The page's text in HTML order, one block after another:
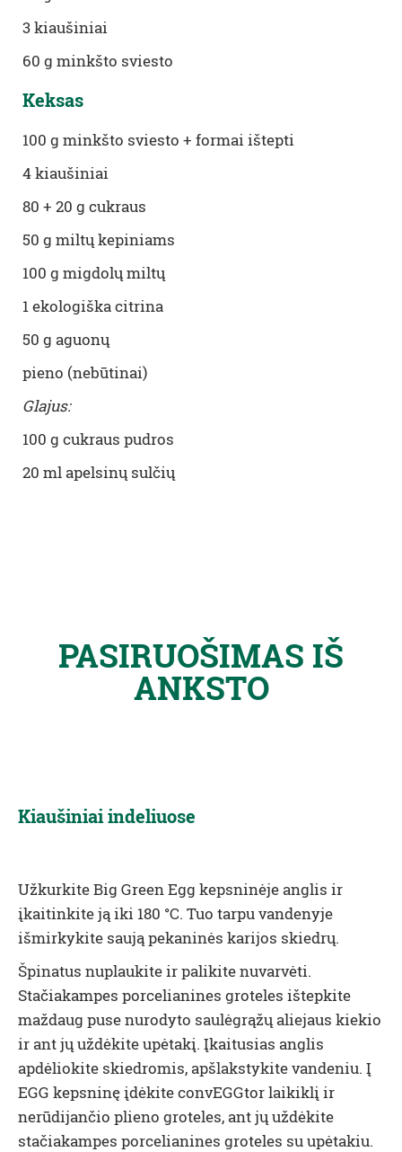
3kiaušiniai
60 g minkšto sviesto
Keksas
100 g minkšto sviesto + formai ištepti
4kiaušiniai
80 + 20 g cukraus
50 g miltų kepiniams
100 g migdolų miltų
1ekologiška citrina
50 g aguonų
pieno (nebūtinai)
Glajus:
100 g cukraus pudros
20 ml apelsinų sulčių
PASIRUOŠIMAS IŠ
ANKSTO
Kiaušiniai indeliuose
Užkurkite Big Green Egg kepsninėje anglis ir
įkaitinkite ją iki 180 °C. Tuo tarpu vandenyje
išmirkykite saują pekaninės karijos skiedrų.
Špinatus nuplaukite ir palikite nuvarvėti.
Stačiakampes porcelianines groteles ištepkite
maždaug puse nurodyto saulėgrąžų aliejaus kiekio
ir ant jų uždėkite upėtakį. Įkaitusias anglis
apdėliokite skiedromis, apšlakstykite vandeniu. Į
EGG kepsninę įdėkiteconvEGGtorlaikiklį ir
nerūdijančio plieno groteles, ant jų uždėkite
stačiakampes porcelianines groteles su upėtakiu.